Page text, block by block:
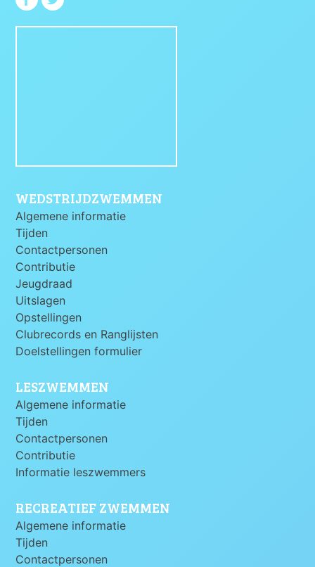
WEDSTRIJDZWEMMEN
Algemene informatie
Tijden
Contactpersonen
Contributie
Jeugdraad
Uitslagen
Opstellingen
Clubrecords en Ranglijsten
Doelstellingen formulier
LESZWEMMEN
Algemene informatie
Tijden
Contactpersonen
Contributie
Informatie leszwemmers
RECREATIEF ZWEMMEN
Algemene informatie
Tijden
Contactpersonen